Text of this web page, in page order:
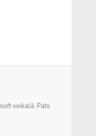
veikalā. Pats